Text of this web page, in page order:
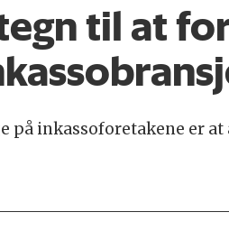
til at
på inkassoforetakene er